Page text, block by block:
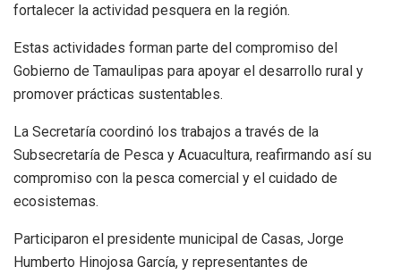
fortalecer la actividad pesquera en la región.
Estas actividades forman parte del compromiso del
Gobierno de Tamaulipas para apoyar el desarrollo rural y
promover prácticas sustentables.
La Secretaría coordinó los trabajos a través de la
Subsecretaría de Pesca y Acuacultura, reafirmando así su
compromiso con la pesca comercial y el cuidado de
ecosistemas.
Participaron el presidente municipal de Casas, Jorge
Humberto Hinojosa García, y representantes de